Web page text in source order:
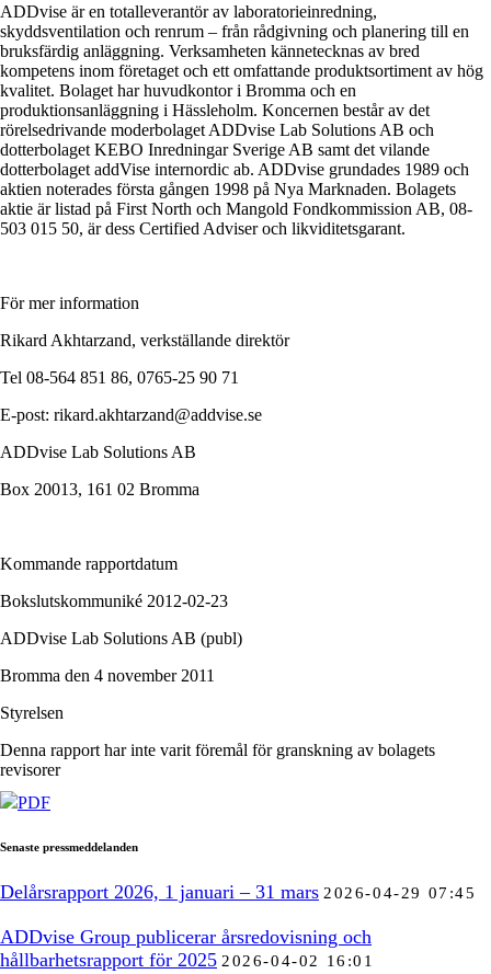
ADDvise är en totalleverantör av laboratorieinredning,
skyddsventilation och renrum – från rådgivning och planering till en
bruksfärdig anläggning. Verksamheten kännetecknas av bred
kompetens inom företaget och ett omfattande produktsortiment av hög
kvalitet. Bolaget har huvudkontor i Bromma och en
produktionsanläggning i Hässleholm. Koncernen består av det
rörelsedrivande moderbolaget ADDvise Lab Solutions AB och
dotterbolaget KEBO Inredningar Sverige AB samt det vilande
dotterbolaget addVise internordic ab. ADDvise grundades 1989 och
aktien noterades första gången 1998 på Nya Marknaden. Bolagets
aktie är listad på First North och Mangold Fondkommission AB, 08-
503 015 50, är dess Certified Adviser och likviditetsgarant.
För mer information
Rikard Akhtarzand, verkställande direktör
Tel 08-564 851 86, 0765-25 90 71
E-post: rikard.akhtarzand@addvise.se
ADDvise Lab Solutions AB
Box 20013, 161 02 Bromma
Kommande rapportdatum
Bokslutskommuniké 2012-02-23
ADDvise Lab Solutions AB (publ)
Bromma den 4 november 2011
Styrelsen
Denna rapport har inte varit föremål för granskning av bolagets
revisorer
PDF
Senaste pressmeddelanden
Delårsrapport 2026, 1 januari – 31 mars 2026-04-29 07:45
ADDvise Group publicerar årsredovisning och
hållbarhetsrapport för 2025 2026-04-02 16:01